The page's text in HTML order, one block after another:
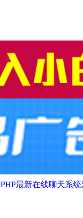
PHP最新在线聊天系